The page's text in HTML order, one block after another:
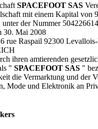
SPACEFOOT SAS
mit einem Kapital von
unter der Nummer
30. Mai 2008
rue Raspail 92300
ihren amtierenden
" SPACEFOOT SAS "
die Vermarktung und der
Mode und Elektronik an